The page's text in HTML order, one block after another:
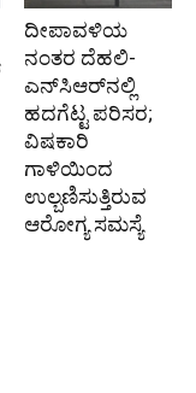
ದೀಪಾವಳಿಯ
ನಂತರ ದೆಹಲಿ-
ಎನ್‌ಸಿಆರ್‌ನಲ್ಲಿ
ಹದಗೆಟ್ಟ ಪರಿಸರ;
ವಿಷಕಾರಿ
ಗಾಳಿಯಿಂದ
ಉಲ್ಬಣಿಸುತ್ತಿರುವ
ಆರೋಗ್ಯ ಸಮಸ್ಯೆ